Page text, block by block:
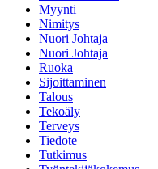
Myynti
Nimitys
Nuori Johtaja
Nuori Johtaja
Ruoka
Sijoittaminen
Talous
Tekoäly
Terveys
Tiedote
Tutkimus